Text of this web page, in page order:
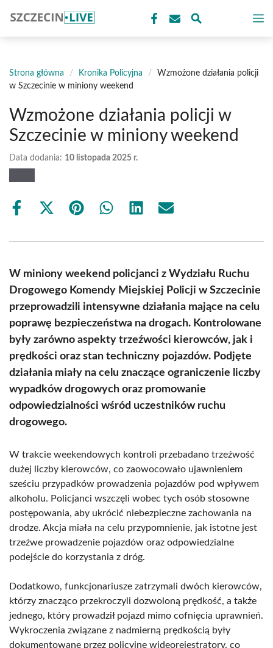
treści
Strona główna / Kronika Policyjna /
Wzmożone działania policji
w Szczecinie w miniony weekend
Wzmożone działania policji w
Szczecinie w miniony weekend
Data dodania: 10 listopada 2025 r.
Share
Share
(Twitter)
Share Share Share Share
W miniony weekend policjanci z Wydziału Ruchu
Drogowego Komendy Miejskiej Policji w Szczecinie
przeprowadzili intensywne działania mające na celu
poprawę bezpieczeństwa na drogach. Kontrolowane
były zarówno aspekty trzeźwości kierowców, jak i
prędkości oraz stan techniczny pojazdów. Podjęte
działania miały na celu znaczące ograniczenie liczby
wypadków drogowych oraz promowanie
odpowiedzialności wśród uczestników ruchu
drogowego.
W trakcie weekendowych kontroli przebadano trzeźwość
dużej liczby kierowców, co zaowocowało ujawnieniem
sześciu przypadków prowadzenia pojazdów pod wpływem
alkoholu. Policjanci wszczęli wobec tych osób stosowne
postępowania, aby ukrócić niebezpieczne zachowania na
drodze. Akcja miała na celu przypomnienie, jak istotne jest
trzeźwe prowadzenie pojazdów oraz odpowiedzialne
podejście do korzystania z dróg.
Dodatkowo, funkcjonariusze zatrzymali dwóch kierowców,
którzy znacząco przekroczyli dozwoloną prędkość, a także
jednego, który prowadził pojazd mimo cofnięcia uprawnień.
Wykroczenia związane z nadmierną prędkością były
dokumentowane przez policyjne wideorejestratory, co